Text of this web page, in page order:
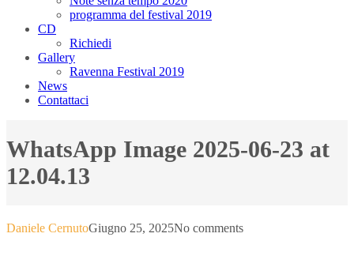
programma del festival 2019
CD
Richiedi
Gallery
Ravenna Festival 2019
News
Contattaci
WhatsApp Image 2025-06-23 at
12.04.13
Daniele CernutoGiugno 25, 2025No comments